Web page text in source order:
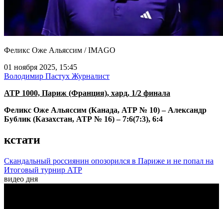
Феликс Оже Альяссим / IMAGO
01 ноября 2025, 15:45
Володимир Пастух Журналист
АТР 1000, Париж (Франция), хард, 1/2 финала
Феликс Оже Альяссим (Канада, АТР № 10) – Александр
Бублик (Казахстан, АТР № 16) – 7:6(7:3), 6:4
кстати
Скандальный россиянин опозорился в Париже и не попал на
Итоговый турнир АТР
видео дня